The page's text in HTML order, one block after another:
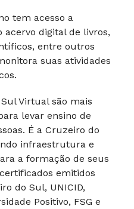
tem acesso a
acervo digital de livros,
entre outros
suas atividades
Virtual são mais
levar ensino de
É a Cruzeiro do
infraestrutura e
a formação de seus
emitidos
do Sul, UNICID,
Positivo, FSG e